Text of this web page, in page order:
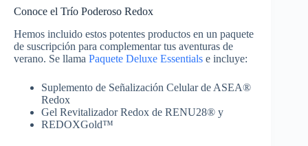
Conoce el Trío Poderoso Redox
Hemos incluido estos potentes productos en un paquete
de suscripción para complementar tus aventuras de
verano. Se llama Paquete Deluxe Essentials e incluye:
Suplemento de Señalización Celular de ASEA®
Redox
Gel Revitalizador Redox de RENU28® y
REDOXGold™